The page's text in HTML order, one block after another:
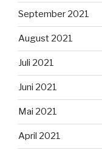
September 2021
August 2021
Juli 2021
Juni 2021
Mai 2021
April 2021